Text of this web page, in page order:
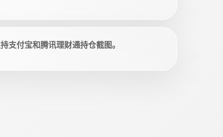
支付宝和腾讯理财通持仓截图。